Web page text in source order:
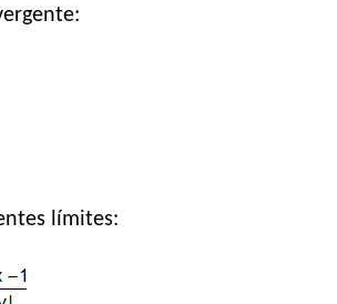
límites: